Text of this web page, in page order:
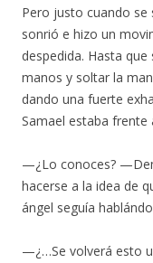
Pero justo cuando se
sonrió e hizo un
despedida. Hasta
manos y soltar la
dando una fuerte
Samael estaba frente
—¿Lo conoces?
hacerse a la idea de
ángel seguía
—¿…Se volverá esto